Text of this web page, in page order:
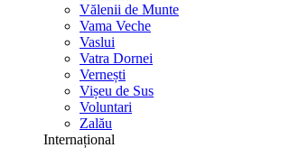
Vălenii de Munte
Vama Veche
Vaslui
Vatra Dornei
Vernești
Vișeu de Sus
Voluntari
Zalău
Internațional